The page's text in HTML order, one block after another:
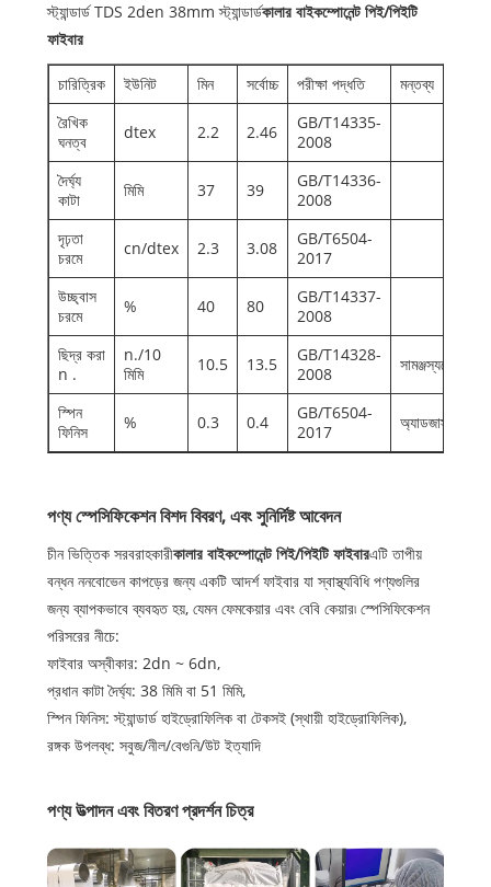
স্ট্যান্ডার্ড TDS 2den 38mm স্ট্যান্ডার্ডকালার বাইকম্পোনেন্ট পিই/পিইটি
ফাইবার
চারিত্রিক ইউনিট মিন সর্বোচ্চ পরীক্ষা পদ্ধতি
মন্তব্য
রৈখিক
ঘনত্ব
dtex 2.2 2.46
GB/T14335-
2008
দৈর্ঘ্য
কাটা
মিমি 37 39
GB/T14336-
2008
দৃঢ়তা
চরমে
cn/dtex 2.3 3.08
GB/T6504-
2017
উচ্ছ্বাস
চরমে
% 40 80
GB/T14337-
2008
ছিদ্র করা
n .
n./10
মিমি
10.5 13.5
GB/T14328-
2008
সামঞ্জস্যযোগ্য
স্পিন
ফিনিস
% 0.3 0.4
GB/T6504-
2017
অ্যাডজাস্টবেল
পণ্য স্পেসিফিকেশন বিশদ বিবরণ, এবং সুনির্দিষ্ট আবেদন
চীন ভিত্তিক সরবরাহকারীকালার বাইকম্পোনেন্ট পিই/পিইটি ফাইবারএটি তাপীয়
বন্ধন ননবোভেন কাপড়ের জন্য একটি আদর্শ ফাইবার যা স্বাস্থ্যবিধি পণ্যগুলির
জন্য ব্যাপকভাবে ব্যবহৃত হয়, যেমন ফেমকেয়ার এবং বেবি কেয়ার৷ স্পেসিফিকেশন
পরিসরের নীচে:
ফাইবার অস্বীকার: 2dn ~ 6dn,
প্রধান কাটা দৈর্ঘ্য: 38 মিমি বা 51 মিমি,
স্পিন ফিনিস: স্ট্যান্ডার্ড হাইড্রোফিলিক বা টেকসই (স্থায়ী হাইড্রোফিলিক),
রঙ্গক উপলব্ধ: সবুজ/নীল/বেগুনি/উট ইত্যাদি
পণ্য উত্পাদন এবং বিতরণ প্রদর্শন চিত্র